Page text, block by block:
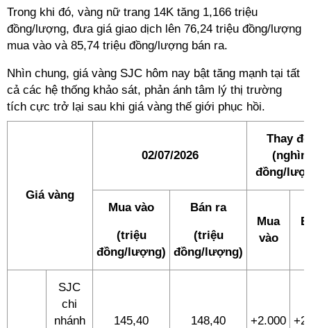
Trong khi đó, vàng nữ trang 14K tăng 1,166 triệu
đồng/lượng, đưa giá giao dịch lên 76,24 triệu đồng/lượng
mua vào và 85,74 triệu đồng/lượng bán ra.
Nhìn chung, giá vàng SJC hôm nay bật tăng mạnh tại tất
cả các hệ thống khảo sát, phản ánh tâm lý thị trường
tích cực trở lại sau khi giá vàng thế giới phục hồi.
Giá vàng
02/07/2026
Thay
(nghìn
đồng/
Mua vào
(triệu
đồng/lượng)
Bán ra
(triệu
đồng/lượng)
Mua
vào
SJC
chi
nhánh
145,40 148,40 +2.000